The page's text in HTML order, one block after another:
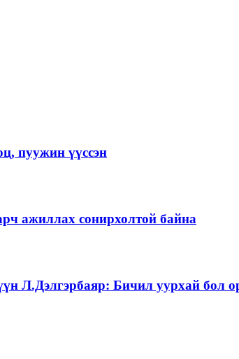
пуужин үүссэн
ажиллах сонирхолтой байна
Л.Дэлгэрбаяр: Бичил уурхай бол